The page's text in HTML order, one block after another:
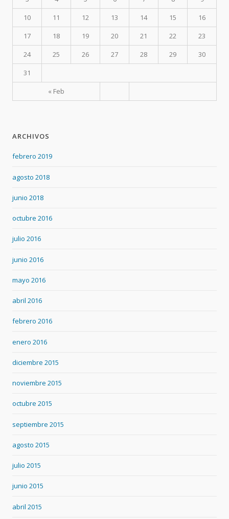
« Feb
10
11 12 13 14 15
16
17
18 19 20 21 22
23
24
25 26 27 28 29
30
31
ARCHIVOS
febrero 2019
agosto 2018
junio 2018
octubre 2016
julio 2016
junio 2016
mayo 2016
abril 2016
febrero 2016
enero 2016
diciembre 2015
noviembre 2015
octubre 2015
septiembre 2015
agosto 2015
julio 2015
junio 2015
abril 2015